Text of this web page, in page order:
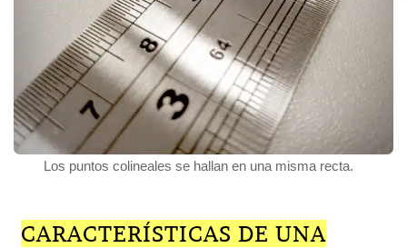
Los puntos colineales se hallan en una misma recta.
CARACTERÍSTICAS DE UNA